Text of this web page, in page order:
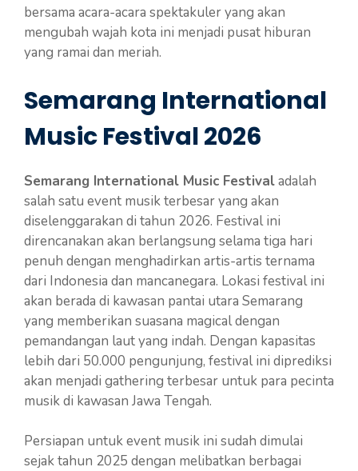
bersama acara-acara spektakuler yang akan
mengubah wajah kota ini menjadi pusat hiburan
yang ramai dan meriah.
Semarang International
Music Festival 2026
Semarang International Music Festivaladalah
salah satu event musik terbesar yang akan
diselenggarakan di tahun 2026. Festival ini
direncanakan akan berlangsung selama tiga hari
penuh dengan menghadirkan artis-artis ternama
dari Indonesia dan mancanegara. Lokasi festival ini
akan berada di kawasan pantai utara Semarang
yang memberikan suasana magical dengan
pemandangan laut yang indah. Dengan kapasitas
lebih dari 50.000 pengunjung, festival ini diprediksi
akan menjadi gathering terbesar untuk para pecinta
musik di kawasan Jawa Tengah.
Persiapan untuk event musik ini sudah dimulai
sejak tahun 2025 dengan melibatkan berbagai